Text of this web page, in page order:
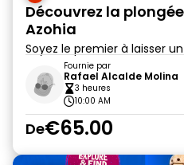
Découvrez la
Azohia
Soyez le premier à laisser
Fournie par
Rafael Alcalde Molina
3 heures
10:00 AM
De€65.00